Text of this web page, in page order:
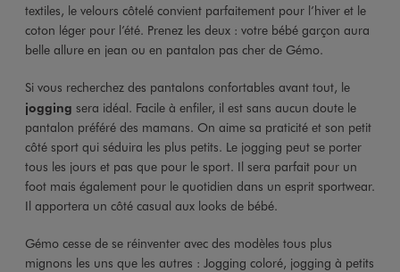
textiles, le velours côtelé convient parfaitement pour l’hiver et le
coton léger pour l’été. Prenez les deux : votre bébé garçon aura
belle allure en jean ou en pantalon pas cher de Gémo.
Si vous recherchez des pantalons confortables avant tout, le
jogging sera idéal. Facile à enfiler, il est sans aucun doute le
pantalon préféré des mamans. On aime sa praticité et son petit
côté sport qui séduira les plus petits. Le jogging peut se porter
tous les jours et pas que pour le sport. Il sera parfait pour un
foot mais également pour le quotidien dans un esprit sportwear.
Il apportera un côté casual aux looks de bébé.
Gémo cesse de se réinventer avec des modèles tous plus
mignons les uns que les autres : Jogging coloré, jogging à petits